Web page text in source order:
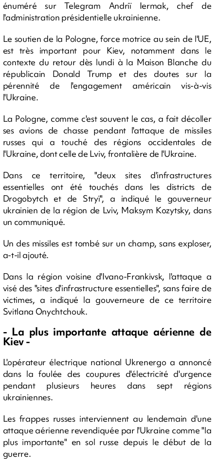
énuméré sur Telegram Andriï Iermak, chef de
l'administration présidentielle ukrainienne.
Le soutien de la Pologne, force motrice au sein de l'UE,
est très important pour Kiev, notamment dans le
contexte du retour dès lundi à la Maison Blanche du
républicain Donald Trump et des doutes sur la
pérennité de l'engagement américain vis-à-vis
l'Ukraine.
La Pologne, comme c'est souvent le cas, a fait décoller
ses avions de chasse pendant l'attaque de missiles
russes qui a touché des régions occidentales de
l'Ukraine, dont celle de Lviv, frontalière de l'Ukraine.
Dans ce territoire, "deux sites d'infrastructures
essentielles ont été touchés dans les districts de
Drogobytch et de Stryï", a indiqué le gouverneur
ukrainien de la région de Lviv, Maksym Kozytsky, dans
un communiqué.
Un des missiles est tombé sur un champ, sans exploser,
a-t-il ajouté.
Dans la région voisine d'Ivano-Frankivsk, l'attaque a
visé des "sites d'infrastructure essentielles", sans faire de
victimes, a indiqué la gouverneure de ce territoire
Svitlana Onychtchouk.
- La plus importante attaque aérienne de
Kiev -
L'opérateur électrique national Ukrenergo a annoncé
dans la foulée des coupures d'électricité d'urgence
pendant plusieurs heures dans sept régions
ukrainiennes.
Les frappes russes interviennent au lendemain d'une
attaque aérienne revendiquée par l'Ukraine comme "la
plus importante" en sol russe depuis le début de la
guerre.